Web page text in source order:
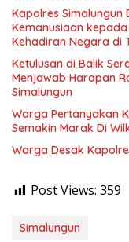
Kapolres Simalungun
Kemanusiaan
Kehadiran Negara di
Ketulusan di Balik
Menjawab Harapan
Simalungun
Warga Pertanyakan
Semakin Marak Di
Warga Desak
Post Views: 359
Simalungun